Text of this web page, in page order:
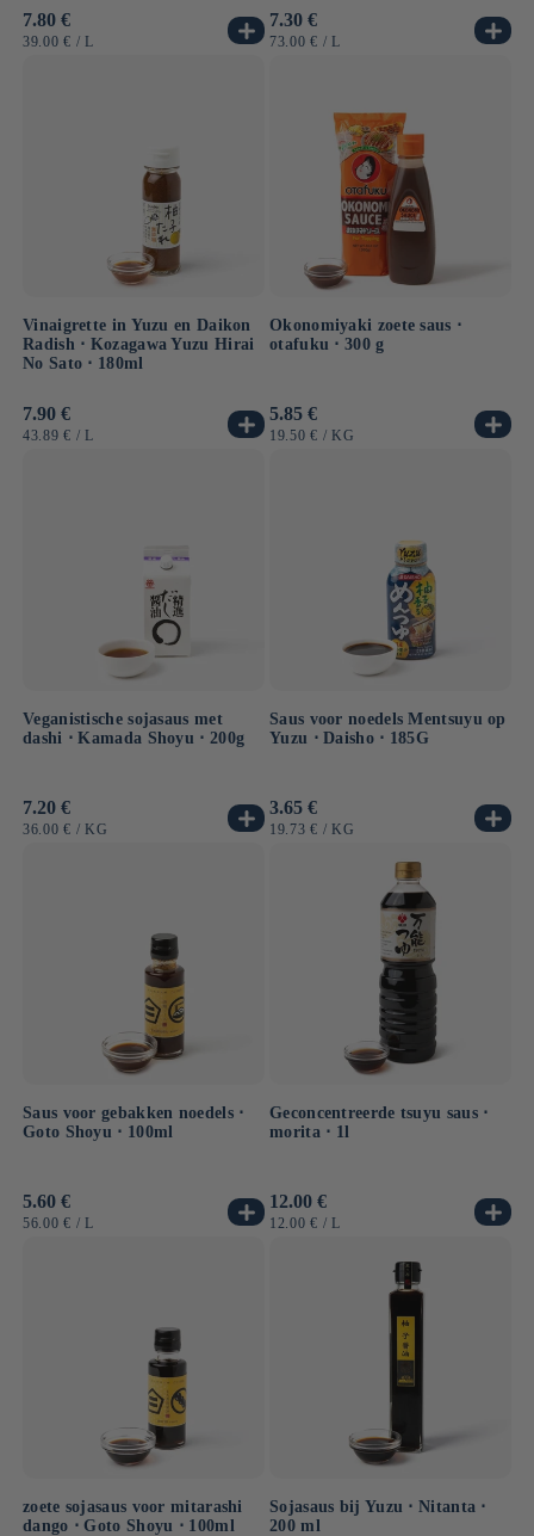
Normale
prijs
7.80 €
EENHEIDSPRIJS
39.00 € / PER
L
Normale
prijs
7.30 €
EENHEIDSPRIJS
73.00 € / PER
L
Vinaigrette in Yuzu en Daikon
Radish ⋅ Kozagawa Yuzu Hirai
No Sato ⋅ 180ml
Normale
prijs
7.90 €
EENHEIDSPRIJS
43.89 € / PER
L
Okonomiyaki zoete saus ⋅
otafuku ⋅ 300 g
Normale
prijs
5.85 €
EENHEIDSPRIJS
19.50 € / PER
KG
Veganistische sojasaus met
dashi ⋅ Kamada Shoyu ⋅ 200g
Normale
prijs
7.20 €
EENHEIDSPRIJS
36.00 € / PER
KG
Saus voor noedels Mentsuyu op
Yuzu ⋅ Daisho ⋅ 185G
Normale
prijs
3.65 €
EENHEIDSPRIJS
19.73 € / PER
KG
Saus voor gebakken noedels ⋅
Goto Shoyu ⋅ 100ml
Normale
prijs
5.60 €
EENHEIDSPRIJS
56.00 € / PER
L
Geconcentreerde tsuyu saus ⋅
morita ⋅ 1l
Normale
prijs
12.00 €
EENHEIDSPRIJS
12.00 € / PER
L
zoete sojasaus voor mitarashi
dango ⋅ Goto Shoyu ⋅ 100ml
Sojasaus bij Yuzu ⋅ Nitanta ⋅
200 ml